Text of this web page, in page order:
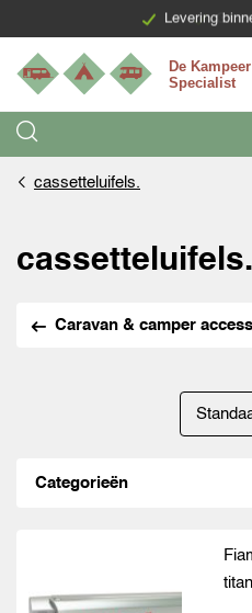
Levering
cassetteluifels.
cassetteluifels.
Caravan & camper
Categorieën